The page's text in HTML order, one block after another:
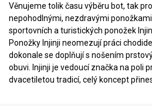
Věnujeme tolik času výběru bot, tak
nepohodlnými, nezdravými
sportovních a turistických ponožek
Ponožky Injinji neomezují práci
dokonale se doplňují s nošením
obuvi. Injinji je vedoucí značka na poli
dvacetiletou tradicí, celý koncept